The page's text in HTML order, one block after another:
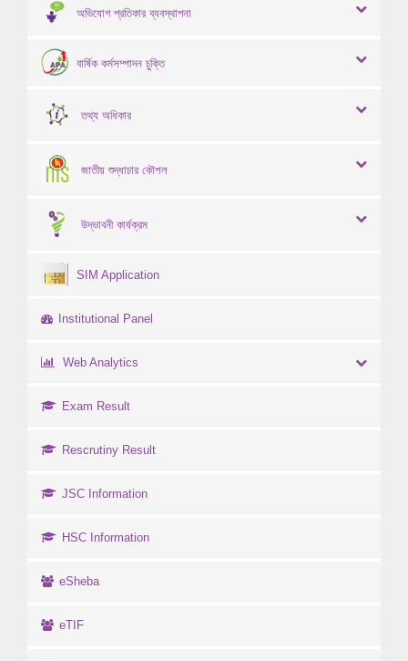
অভিযোগ প্রতিকার ব্যবস্থাপনা
বার্ষিক কর্মসম্পাদন চুক্তি
তথ্য অধিকার
জাতীয় শুদ্ধাচার কৌশল
উদ্ভাবনী কার্যক্রম
SIM Application
Institutional Panel
Web Analytics
Exam Result
Rescrutiny Result
JSC Information
HSC Information
eSheba
eTIF